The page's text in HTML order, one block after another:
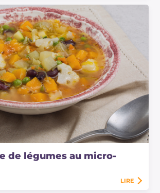
de légumes au micro-
LIRE